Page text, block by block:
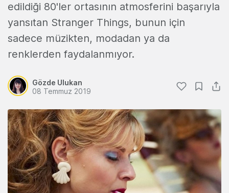
edildiği 80'ler ortasının atmosferini başarıyla
yansıtan Stranger Things, bunun için
sadece müzikten, modadan ya da
renklerden faydalanmıyor.
Gözde Ulukan
08 Temmuz 2019